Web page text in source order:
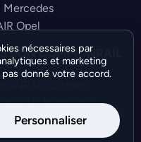
Mercedes
Opel
COMMONRAIL
Citroen
Mercedes
Fiat
nécessaires par
et marketing
donné votre accord.
Personnaliser